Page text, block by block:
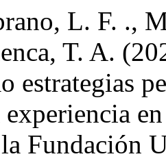
L. F. .,
T. A.
estrategias
Fundación